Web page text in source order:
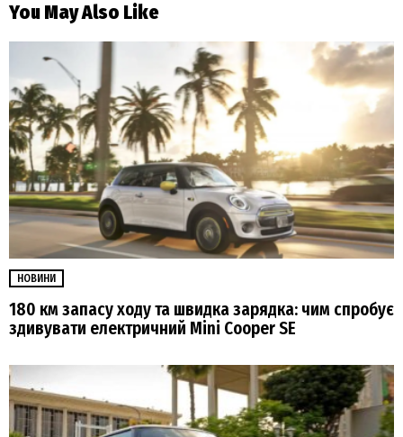
You May Also Like
НОВИНИ
180 км запасу ходу та швидка зарядка: чим спробує
здивувати електричний Mini Cooper SE